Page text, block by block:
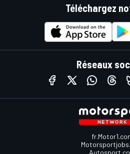
Téléchargez
Réseaux